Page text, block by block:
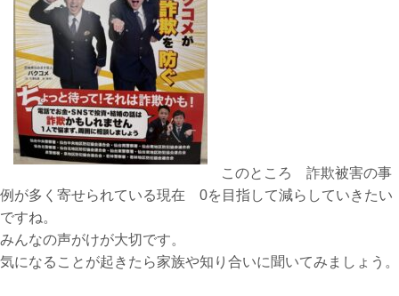
このところ 詐欺被害の事
例が多く寄せられている現在 0を目指して減らしていきたい
ですね。
みんなの声がけが大切です。
気になることが起きたら家族や知り合いに聞いてみましょう。